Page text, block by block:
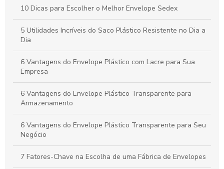
Como Escolher o Melhor Envelope de Plastico para Suas
Necessidades
Embalagem Saco Plástico: Vantagens, Tipos e Aplicações na
Indústria
10 Dicas para Escolher o Melhor Envelope Sedex
5 Utilidades Incríveis do Saco Plástico Resistente no Dia a
Dia
6 Vantagens do Envelope Plástico com Lacre para Sua
Empresa
6 Vantagens do Envelope Plástico Transparente para
Armazenamento
6 Vantagens do Envelope Plástico Transparente para Seu
Negócio
7 Fatores-Chave na Escolha de uma Fábrica de Envelopes